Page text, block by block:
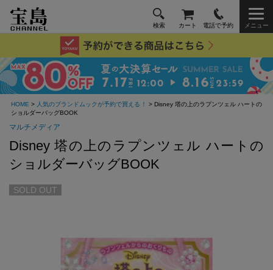
検索 カート 電話で予約 メニュー
HOME > 人気のブランドムックが予約で買える！
> Disney 塔の上のラプンツェル ハートの
ショルダーバッグBOOK
マルチメディア
Disney 塔の上のラプンツェル ハートの
ショルダーバッグBOOK
SOLD OUT